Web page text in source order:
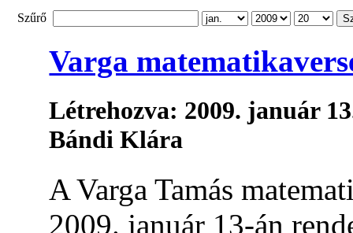
Szűrő
Varga
Létrehozva: 2009. január
Bándi Klára
A Varga Tamás
2009. január 13-án